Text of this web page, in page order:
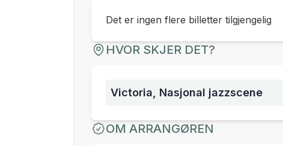
Det er ingen flere billetter tilgjengelig
HVOR SKJER DET?
Victoria, Nasjonal jazzscene
OM ARRANGØREN